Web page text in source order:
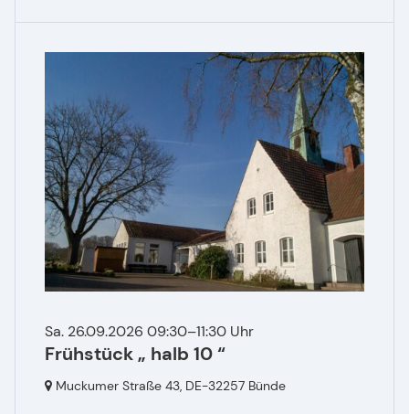
Sa. 26.09.2026 09:30–11:30 Uhr
Frühstück „ halb 10 “
Muckumer Straße 43, DE-32257 Bünde